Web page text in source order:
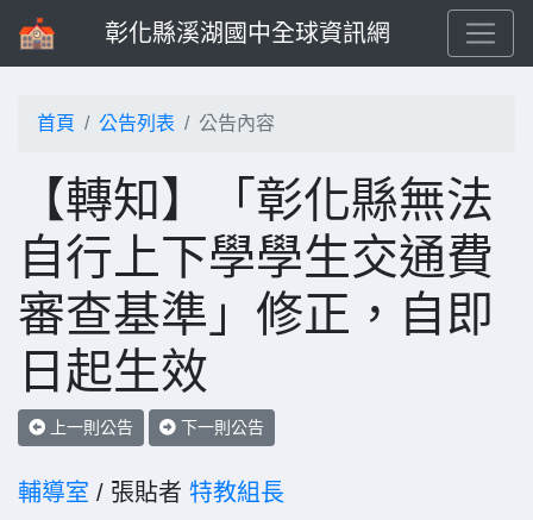
彰化縣溪湖國中全球資訊網
首頁 公告列表 公告內容
【轉知】「彰化縣無法
自行上下學學生交通費
審查基準」修正，自即
日起生效
上一則公告 下一則公告
輔導室 / 張貼者 特教組長